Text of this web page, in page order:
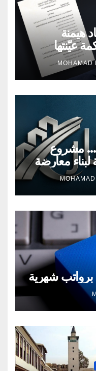
هيمنة
عيّنتها
MOHAMAD
مشروع
معارضة
برواتب شهرية